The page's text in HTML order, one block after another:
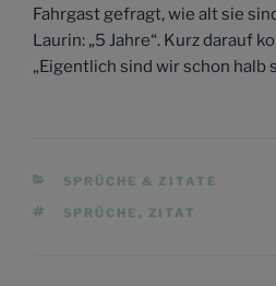
Fahrgast gefragt, wie alt sie
Laurin: „5 Jahre“. Kurz darauf
„Eigentlich sind wir schon halb
KATEGORIEN
SPRÜCHE & ZITATE
SCHLAGWÖRTER
SPRÜCHE , ZITAT